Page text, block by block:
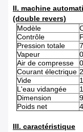
II. machine
(double revers)
Modèle
Contrôle
Pression totale
Vapeur
Air de compresse
Courant électrique
Vide
L'eau vidangée
Dimension
Poids net
III. caractéristique